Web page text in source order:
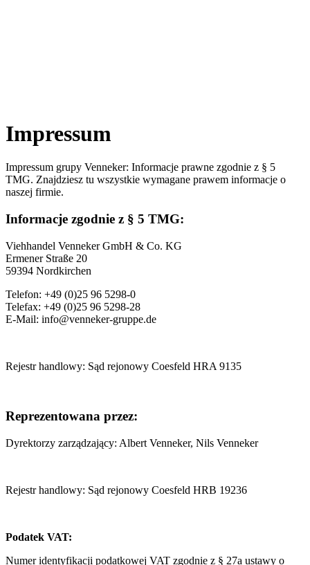
Impressum
Impressum grupy Venneker: Informacje prawne zgodnie z § 5
TMG. Znajdziesz tu wszystkie wymagane prawem informacje o
naszej firmie.
Informacje zgodnie z § 5 TMG:
Viehhandel Venneker GmbH & Co. KG
Ermener Straße 20
59394 Nordkirchen
Telefon: +49 (0)25 96 5298-0
Telefax: +49 (0)25 96 5298-28
E-Mail: info@venneker-gruppe.de
Rejestr handlowy: Sąd rejonowy Coesfeld HRA 9135
Reprezentowana przez:
Dyrektorzy zarządzający: Albert Venneker, Nils Venneker
Rejestr handlowy: Sąd rejonowy Coesfeld HRB 19236
Podatek VAT:
Numer identyfikacji podatkowej VAT zgodnie z § 27a ustawy o